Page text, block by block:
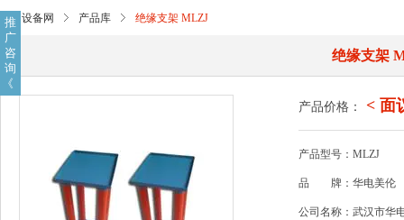
电力设备网 产品库 绝缘支架 MLZJ
绝缘支架
产品价格： < 面
产品型号：MLZJ
品 牌：华电美伦
公司名称：武汉市华
推
广
咨
询
《